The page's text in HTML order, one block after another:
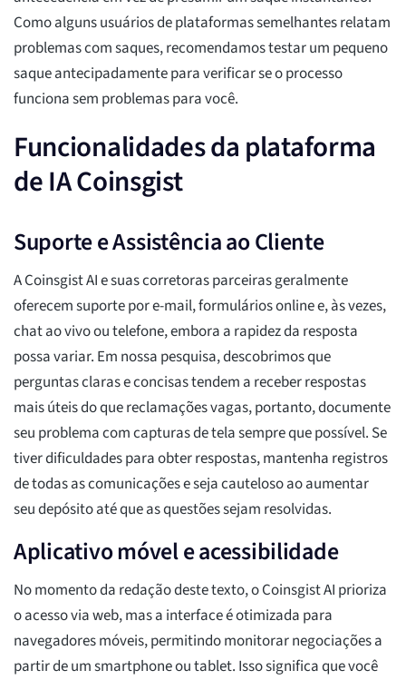
Como alguns usuários de plataformas semelhantes relatam
problemas com saques, recomendamos testar um pequeno
saque antecipadamente para verificar se o processo
funciona sem problemas para você.
Funcionalidades da plataforma
de IA Coinsgist
Suporte e Assistência ao Cliente
A Coinsgist AI e suas corretoras parceiras geralmente
oferecem suporte por e-mail, formulários online e, às vezes,
chat ao vivo ou telefone, embora a rapidez da resposta
possa variar. Em nossa pesquisa, descobrimos que
perguntas claras e concisas tendem a receber respostas
mais úteis do que reclamações vagas, portanto, documente
seu problema com capturas de tela sempre que possível. Se
tiver dificuldades para obter respostas, mantenha registros
de todas as comunicações e seja cauteloso ao aumentar
seu depósito até que as questões sejam resolvidas.
Aplicativo móvel e acessibilidade
No momento da redação deste texto, o Coinsgist AI prioriza
o acesso via web, mas a interface é otimizada para
navegadores móveis, permitindo monitorar negociações a
partir de um smartphone ou tablet. Isso significa que você